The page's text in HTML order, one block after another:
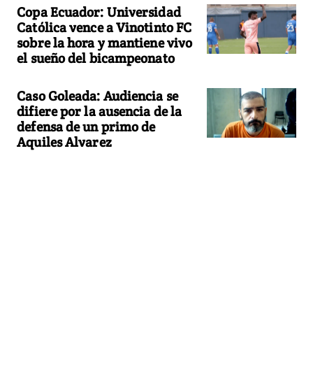
Copa Ecuador: Universidad
Católica vence a Vinotinto FC
sobre la hora y mantiene vivo
el sueño del bicampeonato
Caso Goleada: Audiencia se
difiere por la ausencia de la
defensa de un primo de
Aquiles Alvarez